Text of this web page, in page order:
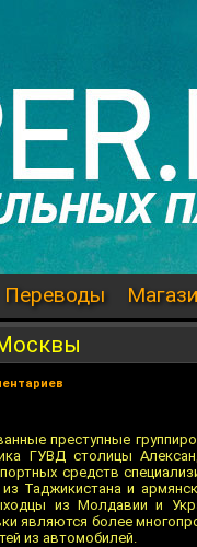
Переводы
преступные
ГУВД столицы
средств
Таджикистана и
из Молдавии и
являются более
из автомобилей.